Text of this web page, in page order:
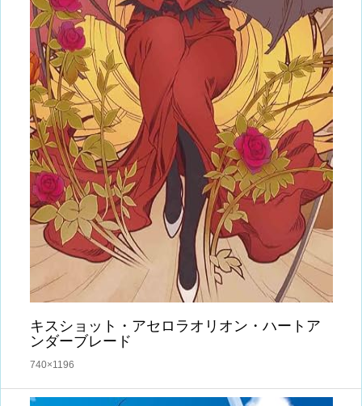
キスショット・アセロラオリオン・ハートア
ンダーブレード
740×1196